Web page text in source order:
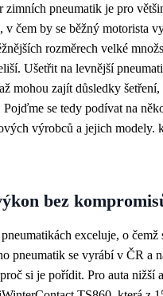
zimních pneumatik je pro
v čem by se běžný motorista
rozměrech velké
Ušetřit na levnější
mohou zajít důsledky
Pojďme se tedy podívat na
výrobců a jejich modely.
bez
exceluje, o čemž
pneumatik se vyrábí v ČR a
si je pořídit. Pro auta nižší